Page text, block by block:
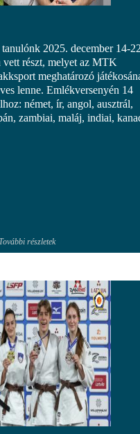
2025. december 14-
vett részt, melyet az MTK
meghatározó
lenne. Emlékversenyén 14
német, ír, angol, ausztrál,
zambiai, maláj, indiai,
részletek